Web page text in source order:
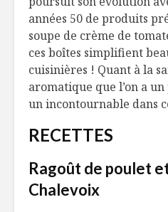
années 50 de produits
soupe de crème de
ces boîtes simplifient
cuisinières ! Quant à la
aromatique que l’on a
un incontournable dans
RECETTES
Ragoût de poulet
Chalevoix